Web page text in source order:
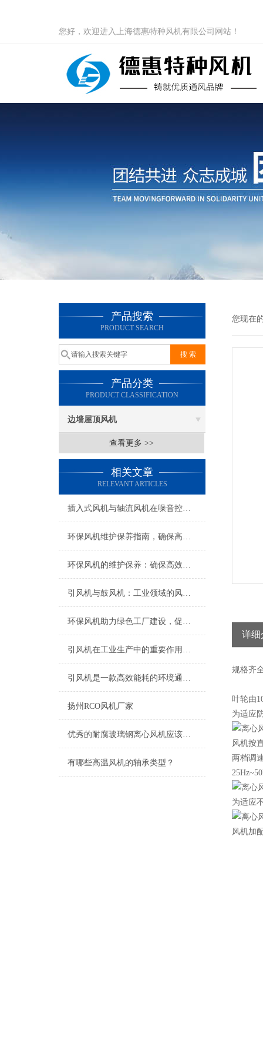
您好，欢迎进入上海德惠特种风机有限公司网站！
产品搜索
PRODUCT SEARCH
产品分类
PRODUCT CLASSIFICATION
边墙屋顶风机
查看更多 >>
相关文章
RELEVANT ARTICLES
插入式风机与轴流风机在噪音控制上有何差异？
环保风机维护保养指南，确保高效稳定运行
环保风机的维护保养：确保高效运行的关键
引风机与鼓风机：工业领域的风动双子星
环保风机助力绿色工厂建设，促进节能减排
引风机在工业生产中的重要作用及发展趋势
引风机是一款高效能耗的环境通风设备
扬州RCO风机厂家
优秀的耐腐玻璃钢离心风机应该具备以下特点
有哪些高温风机的轴承类型？
您现在
详细
规格齐
叶轮由
为适应
风机按
两档调
为适应
风机加